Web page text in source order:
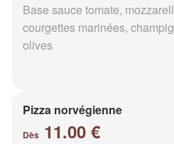
Base sauce tomate,
courgettes marinées,
olives
Pizza norvégienne
Dès 11.00 €